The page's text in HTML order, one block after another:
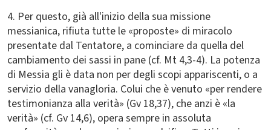
4. Per questo, già all'inizio della sua missione
messianica, rifiuta tutte le «proposte» di miracolo
presentate dal Tentatore, a cominciare da quella del
cambiamento dei sassi in pane (cf. Mt 4,3-4). La potenza
di Messia gli è data non per degli scopi appariscenti, o a
servizio della vanagloria. Colui che è venuto «per rendere
testimonianza alla verità» (Gv 18,37), che anzi è «la
verità» (cf. Gv 14,6), opera sempre in assoluta